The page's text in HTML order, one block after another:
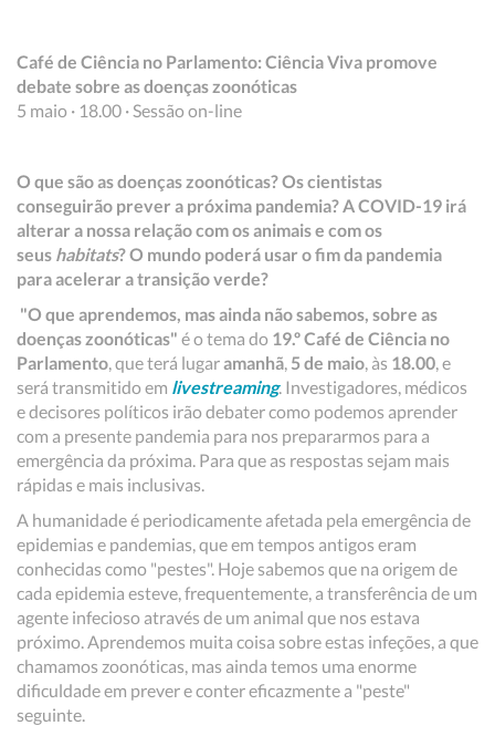
Café de Ciência no Parlamento: Ciência Viva promove
debate sobre as doenças zoonóticas
5 maio · 18.00 · Sessão on-line
O que são as doenças zoonóticas? Os cientistas
conseguirão prever a próxima pandemia? A COVID-19 irá
alterar a nossa relação com os animais e com os
seus habitats? O mundo poderá usar o fim da pandemia
para acelerar a transição verde?
"O que aprendemos, mas ainda não sabemos, sobre as
doenças zoonóticas" é o tema do 19.º Café de Ciência no
Parlamento, que terá lugaramanhã, 5 de maio, às 18.00, e
será transmitido em livestreaming. Investigadores, médicos
e decisores políticos irão debater como podemos aprender
com a presente pandemia para nos prepararmos para a
emergência da próxima. Para que as respostas sejam mais
rápidas e mais inclusivas.
A humanidade é periodicamente afetada pela emergência de
epidemias e pandemias, que em tempos antigos eram
conhecidas como "pestes". Hoje sabemos que na origem de
cada epidemia esteve, frequentemente, a transferência de um
agente infecioso através de um animal que nos estava
próximo. Aprendemos muita coisa sobre estas infeções, a que
chamamos zoonóticas, mas ainda temos uma enorme
dificuldade em prever e conter eficazmente a "peste"
seguinte.